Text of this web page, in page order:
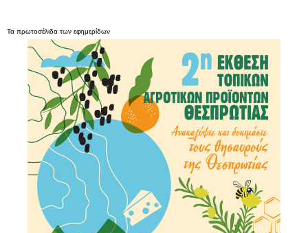
Τα πρωτοσέλιδα των εφημερίδων